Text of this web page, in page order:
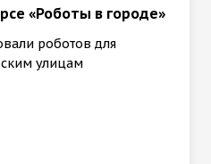
«Роботы в городе»
роботов для
улицам